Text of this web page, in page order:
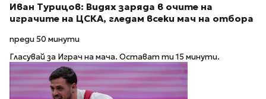
Иван Турицов: Видях заряда в очите на
играчите на ЦСКА, гледам всеки мач на отбора
преди 50 минути
Гласувай за Играч на мача. Остават ти 15 минути.